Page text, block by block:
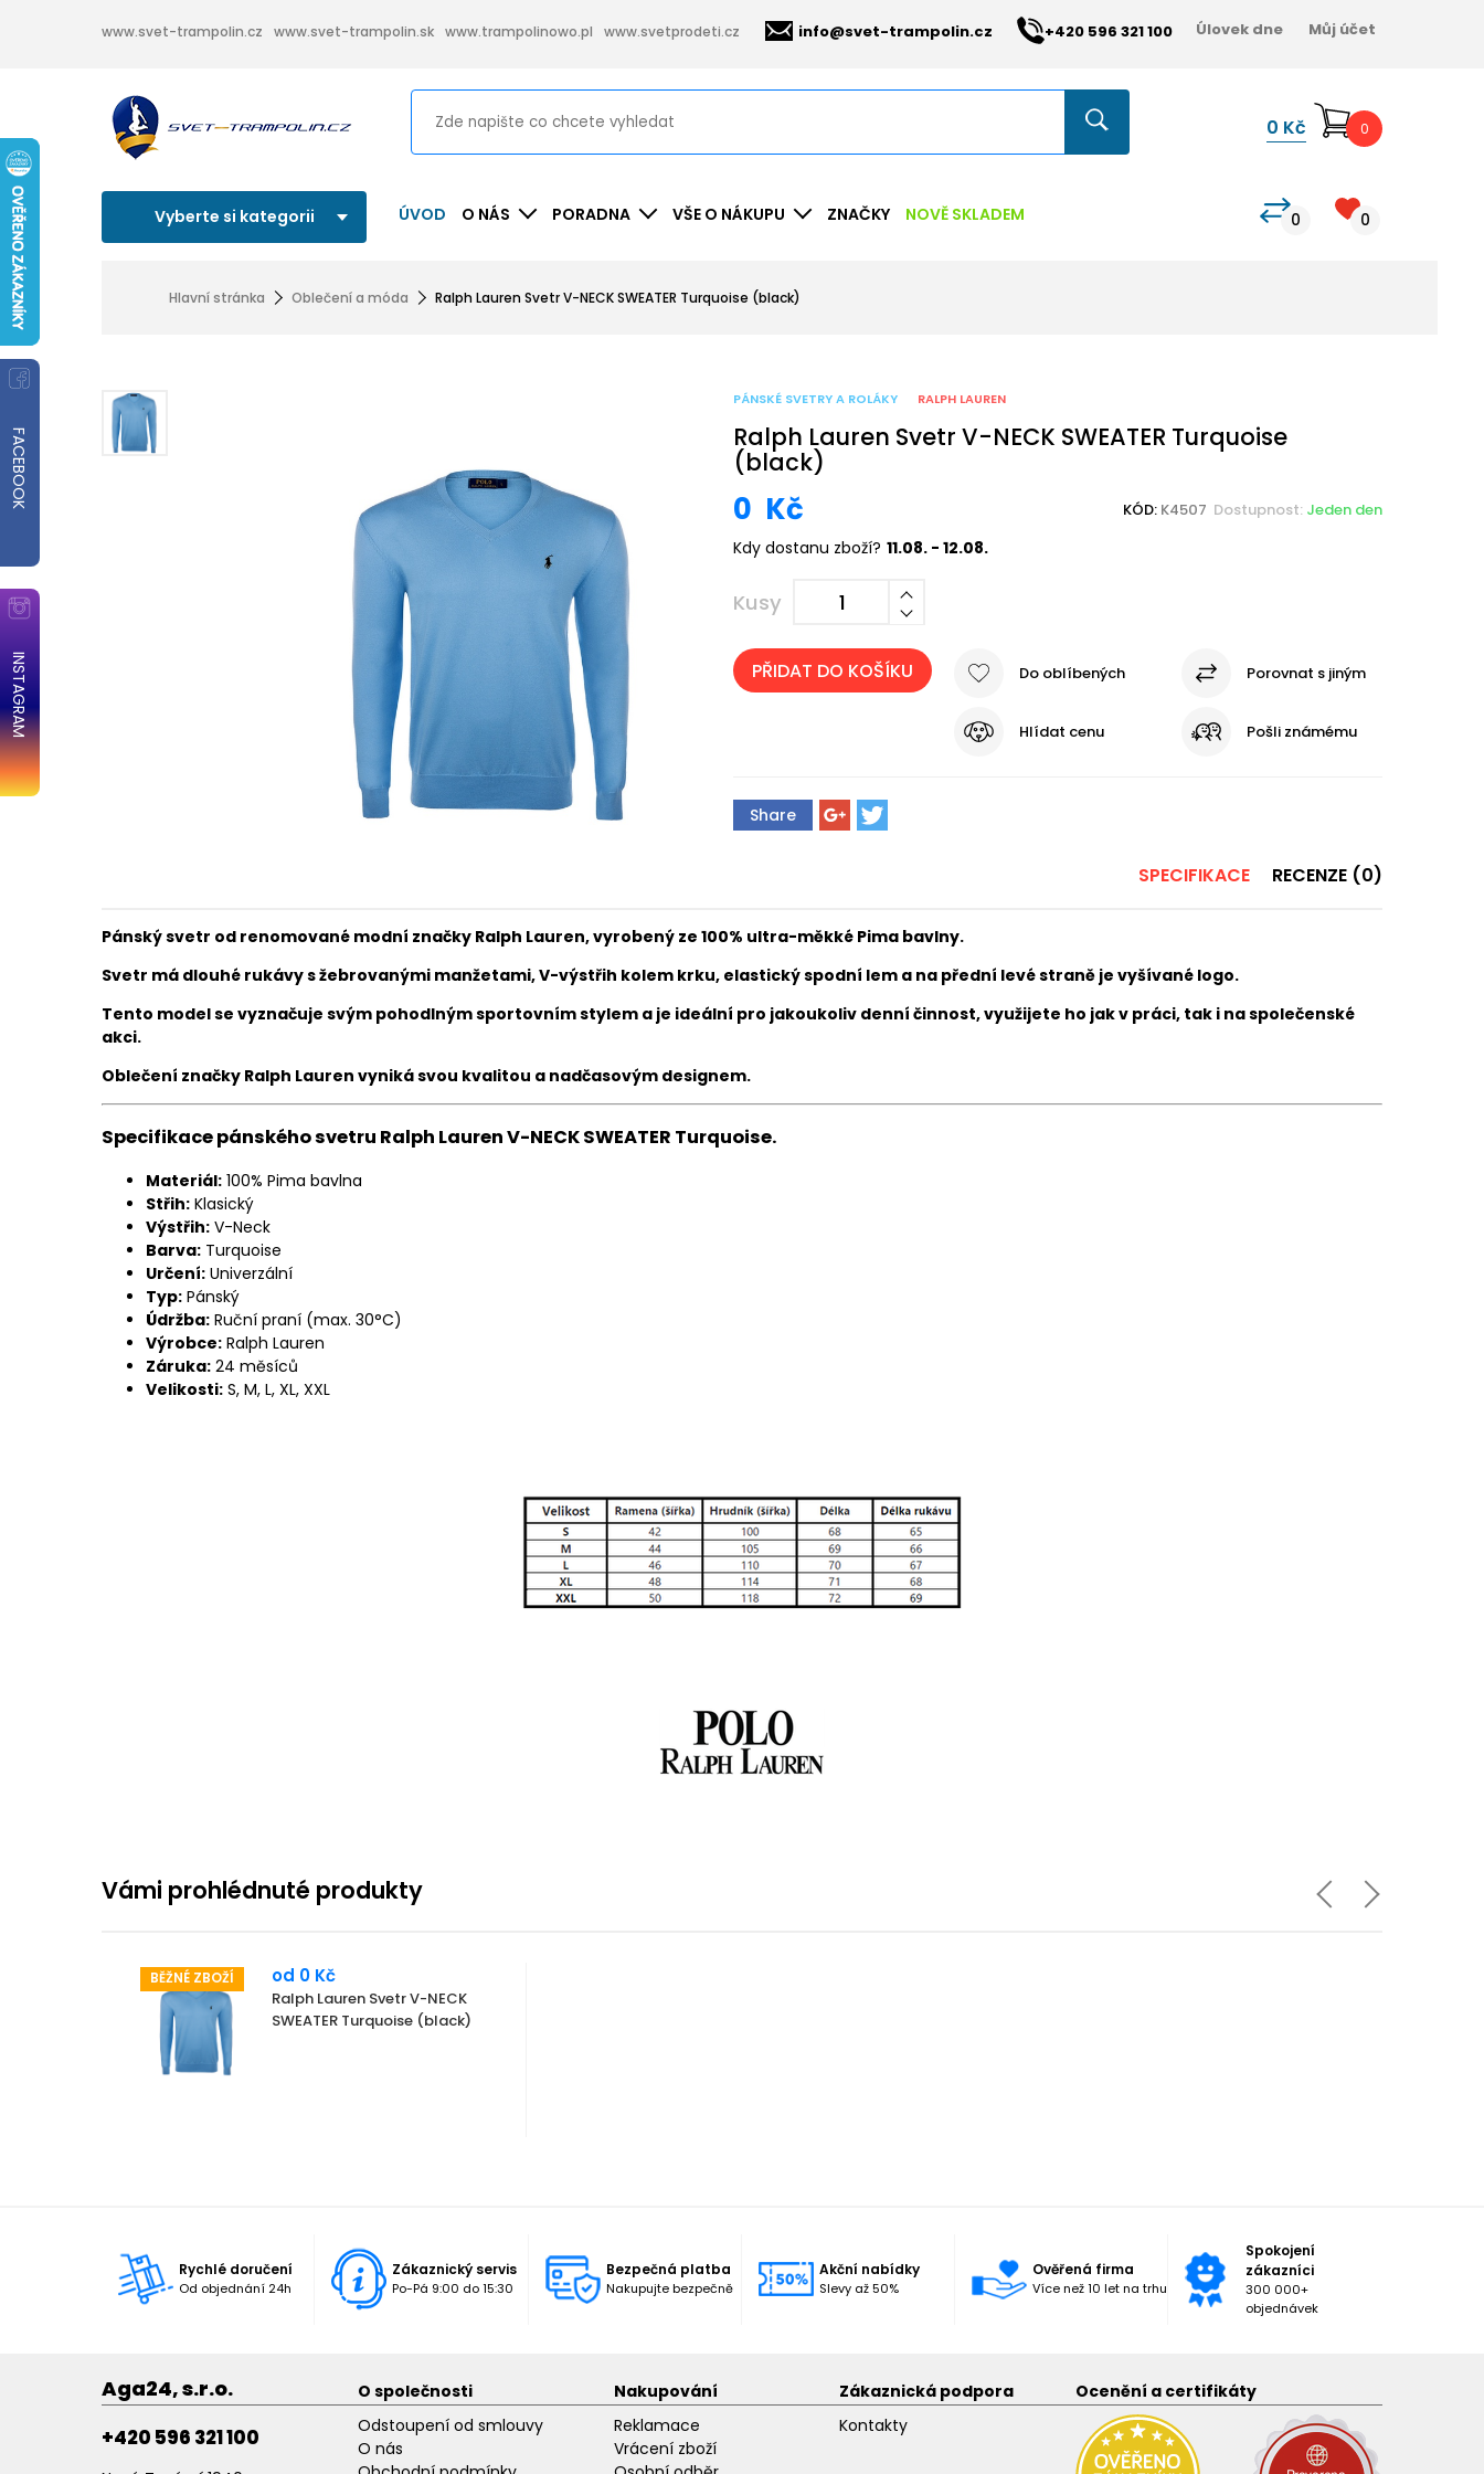
FACEBOOK
INSTAGRAM
www.svet-trampolin.cz www.svet-trampolin.sk www.trampolinowo.pl www.svetprodeti.cz info@svet-trampolin.cz +420 596 321 100 Úlovek dne Můj účet
0 Kč 0
Vyberte si kategorii ÚVOD O NÁS PORADNA VŠE O NÁKUPU ZNAČKY NOVĚ SKLADEM 0 0
Hlavní stránka Oblečení a móda Ralph Lauren Svetr V-NECK SWEATER Turquoise (black)
PÁNSKÉ SVETRY A ROLÁKY RALPH LAUREN
Ralph Lauren Svetr V-NECK SWEATER Turquoise
(black)
0 Kč KÓD: K4507 Dostupnost: Jeden den
Kdy dostanu zboží? 11.08. - 12.08.
Kusy
PŘIDAT DO KOŠÍKU Do oblíbených Porovnat s jiným
Hlídat cenu Pošli známému
Share
SPECIFIKACE RECENZE (0)
Pánský svetr od renomované modní značky Ralph Lauren,vyrobený ze 100% ultra-měkké Pima bavlny.
Svetr má dlouhé rukávy s žebrovanými manžetami,V-výstřih kolem krku, elastický spodní lem a na přední levé straně je vyšívané logo.
Tento model se vyznačuje svým pohodlným sportovním stylem a je ideální pro jakoukoliv denní činnost, využijete ho jak v práci, tak i na společenské
akci.
Oblečení značky Ralph Lauren vyniká svou kvalitou a nadčasovým designem.
Specifikace pánského svetru Ralph Lauren V-NECK SWEATER Turquoise.
Materiál: 100% Pima bavlna
Střih: Klasický
Výstřih: V-Neck
Barva: Turquoise
Určení: Univerzální
Typ: Pánský
Údržba: Ruční praní (max. 30°C)
Výrobce: Ralph Lauren
Záruka: 24 měsíců
Velikosti: S, M, L, XL, XXL
Vámi prohlédnuté produkty
BĚŽNÉ ZBOŽÍ od 0 Kč
Ralph Lauren Svetr V-NECK
SWEATER Turquoise (black)
Rychlé doručení
Od objednání 24h
Zákaznický servis
Po-Pá 9:00 do 15:30
Bezpečná platba
Nakupujte bezpečně
Akční nabídky
Slevy až 50%
Ověřená firma
Více než 10 let na trhu
Spokojení
zákazníci
300 000+
objednávek
Aga24, s.r.o.
+420 596 321 100
O společnosti
Odstoupení od smlouvy
O nás
Nakupování
Reklamace
Vrácení zboží
Zákaznická podpora
Kontakty
Ocenění a certifikáty